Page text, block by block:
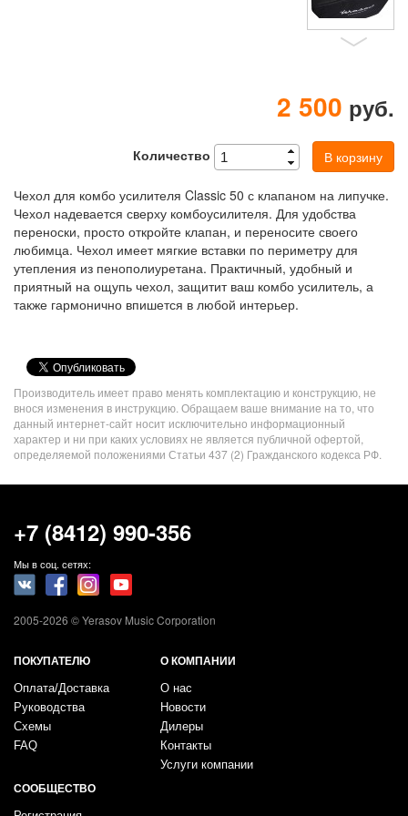
Чехол для комбо усилителя Classic 50 с клапаном на липучке.
Чехол надевается сверху комбоусилителя. Для удобства
переноски, просто откройте клапан, и переносите своего
любимца. Чехол имеет мягкие вставки по периметру для
утепления из пенополиуретана. Практичный, удобный и
приятный на ощупь чехол, защитит ваш комбо усилитель, а
также гармонично впишется в любой интерьер.
2 500 руб.
Количество В корзину
VK
Share
Button
Производитель имеет право менять комплектацию и конструкцию, не
внося изменения в инструкцию. Обращаем ваше внимание на то, что
данный интернет-сайт носит исключительно информационный
характер и ни при каких условиях не является публичной офертой,
определяемой положениями Статьи 437 (2) Гражданского кодекса РФ.
+7 (8412) 990-356
Мы в соц. сетях:
2005-2026 © Yerasov Music Corporation
ПОКУПАТЕЛЮ
Оплата/Доставка
Руководства
Схемы
FAQ
О КОМПАНИИ
О нас
Новости
Дилеры
Контакты
Услуги компании
СООБЩЕСТВО